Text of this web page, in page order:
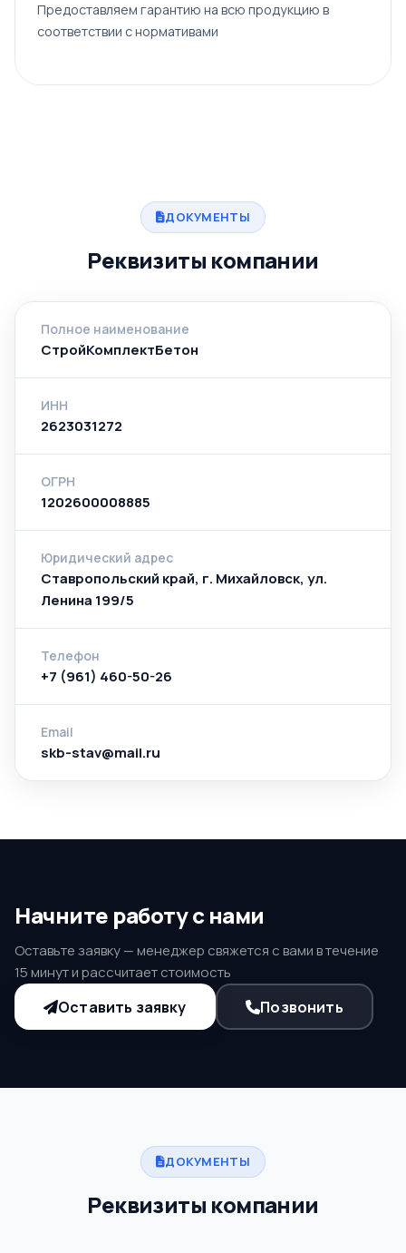
Предоставляем гарантию на всю продукцию в
соответствии с нормативами
ДОКУМЕНТЫ
Реквизиты компании
Полное наименование
СтройКомплектБетон
ИНН
2623031272
ОГРН
1202600008885
Юридический адрес
Ставропольский край, г. Михайловск, ул.
Ленина 199/5
Телефон
+7 (961) 460-50-26
Email
skb-stav@mail.ru
Начните работу с нами
Оставьте заявку — менеджер свяжется с вами в течение
15 минут и рассчитает стоимость
Оставить заявку Позвонить
ДОКУМЕНТЫ
Реквизиты компании